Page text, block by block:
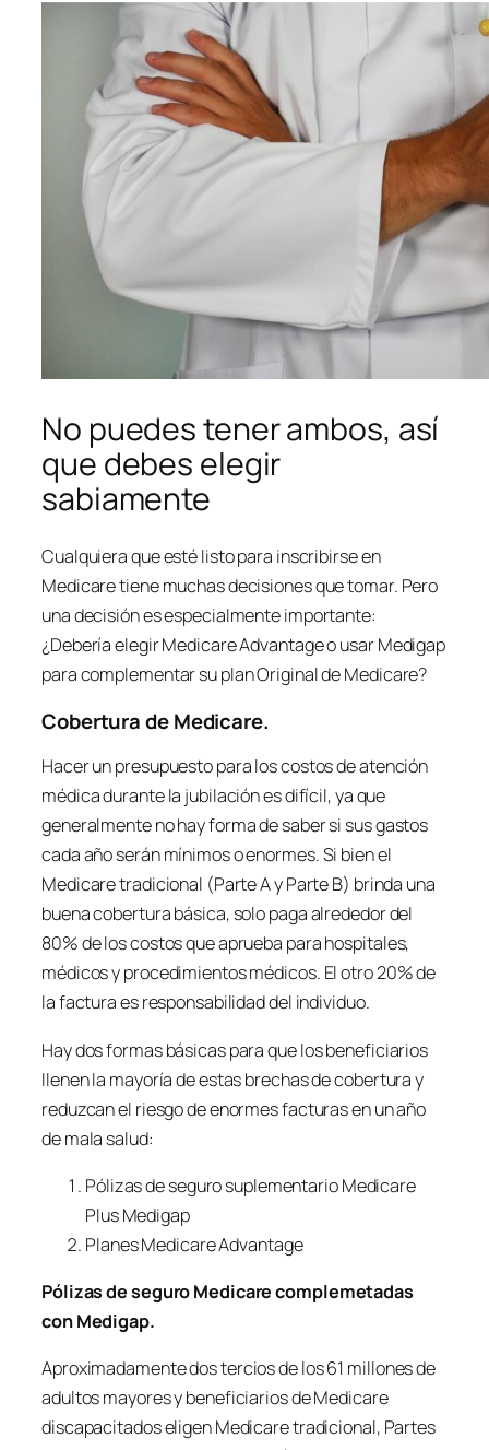
No puedes tener ambos, así
que debes elegir
sabiamente
Cualquiera que esté listo para inscribirse en
Medicare tiene muchas decisiones que tomar. Pero
una decisión es especialmente importante:
¿Debería elegir Medicare Advantage o usar Medigap
para complementar su plan Original de Medicare?
Cobertura de Medicare.
Hacer un presupuesto para los costos de atención
médica durante la jubilación es difícil, ya que
generalmente no hay forma de saber si sus gastos
cada año serán mínimos o enormes. Si bien el
Medicare tradicional (Parte A y Parte B) brinda una
buena cobertura básica, solo paga alrededor del
80% de los costos que aprueba para hospitales,
médicos y procedimientos médicos. El otro 20% de
la factura es responsabilidad del individuo.
Hay dos formas básicas para que los beneficiarios
llenen la mayoría de estas brechas de cobertura y
reduzcan el riesgo de enormes facturas en un año
de mala salud:
Pólizas de seguro suplementario Medicare
Plus Medigap
Planes Medicare Advantage
Pólizas de seguro Medicare complemetadas
con Medigap.
Aproximadamente dos tercios de los 61 millones de
adultos mayores y beneficiarios de Medicare
discapacitados eligen Medicare tradicional, Partes